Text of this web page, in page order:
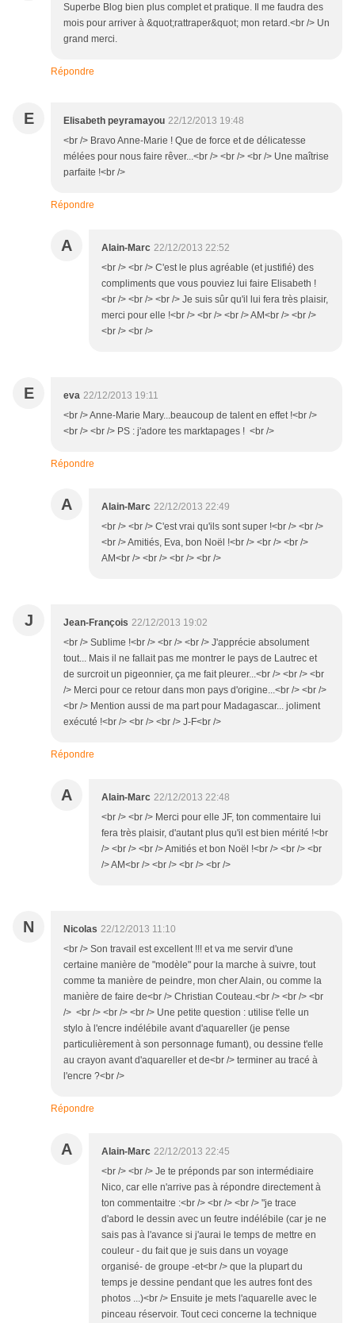
Superbe Blog bien plus complet et pratique. Il me faudra des
mois pour arriver à &quot;rattraper&quot; mon retard.<br /> Un
grand merci.
Répondre
E Elisabeth peyramayou 22/12/2013 19:48
<br /> Bravo Anne-Marie ! Que de force et de délicatesse
mélées pour nous faire rêver...<br /> <br /> <br /> Une maîtrise
parfaite !<br />
Répondre
A Alain-Marc 22/12/2013 22:52
<br /> <br /> C'est le plus agréable (et justifié) des
compliments que vous pouviez lui faire Elisabeth !
<br /> <br /> <br /> Je suis sûr qu'il lui fera très plaisir,
merci pour elle !<br /> <br /> <br /> AM<br /> <br />
<br /> <br />
E eva 22/12/2013 19:11
<br /> Anne-Marie Mary...beaucoup de talent en effet !<br />
<br /> <br /> PS : j'adore tes marktapages ! <br />
Répondre
A Alain-Marc 22/12/2013 22:49
<br /> <br /> C'est vrai qu'ils sont super !<br /> <br />
<br /> Amitiés, Eva, bon Noël !<br /> <br /> <br />
AM<br /> <br /> <br /> <br />
J Jean-François 22/12/2013 19:02
<br /> Sublime !<br /> <br /> <br /> J'apprécie absolument
tout... Mais il ne fallait pas me montrer le pays de Lautrec et
de surcroit un pigeonnier, ça me fait pleurer...<br /> <br /> <br
/> Merci pour ce retour dans mon pays d'origine...<br /> <br />
<br /> Mention aussi de ma part pour Madagascar... joliment
exécuté !<br /> <br /> <br /> J-F<br />
Répondre
A Alain-Marc 22/12/2013 22:48
<br /> <br /> Merci pour elle JF, ton commentaire lui
fera très plaisir, d'autant plus qu'il est bien mérité !<br
/> <br /> <br /> Amitiés et bon Noël !<br /> <br /> <br
/> AM<br /> <br /> <br /> <br />
N Nicolas 22/12/2013 11:10
<br /> Son travail est excellent !!! et va me servir d'une
certaine manière de "modèle" pour la marche à suivre, tout
comme ta manière de peindre, mon cher Alain, ou comme la
manière de faire de<br /> Christian Couteau.<br /> <br /> <br
/> <br /> <br /> <br /> Une petite question : utilise t'elle un
stylo à l'encre indélébile avant d'aquareller (je pense
particulièrement à son personnage fumant), ou dessine t'elle
au crayon avant d'aquareller et de<br /> terminer au tracé à
l'encre ?<br />
Répondre
A Alain-Marc 22/12/2013 22:45
<br /> <br /> Je te préponds par son intermédiaire
Nico, car elle n'arrive pas à répondre directement à
ton commentaitre :<br /> <br /> <br /> "je trace
d'abord le dessin avec un feutre indélébile (car je ne
sais pas à l'avance si j'aurai le temps de mettre en
couleur - du fait que je suis dans un voyage
organisé- de groupe -et<br /> que la plupart du
temps je dessine pendant que les autres font des
photos ...)<br /> Ensuite je mets l'aquarelle avec le
pinceau réservoir. Tout ceci concerne la technique